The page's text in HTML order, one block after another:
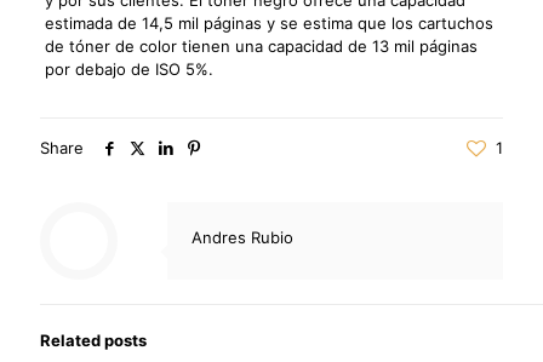
estimada de 14,5 mil páginas y se estima que los cartuchos
de tóner de color tienen una capacidad de 13 mil páginas
por debajo de ISO 5%.
Share 1
Andres Rubio
Related posts